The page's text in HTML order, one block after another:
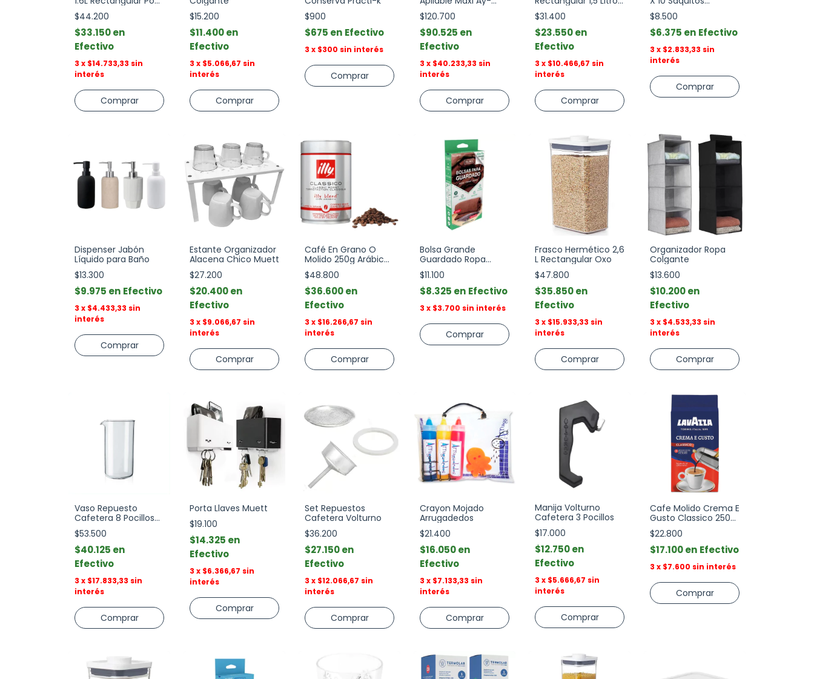
Up Oxo
$44.200
$33.150
Efectivo
3 x $14.733,33 sin
interés
$15.200
$11.400
Efectivo
3 x $5.066,67 sin
interés
Comprar
$900
$675 Efectivo
3 x $300 sin interés
Kasa
$120.700
$90.525
Efectivo
3 x $40.233,33 sin
interés
Comprar
Con Tapa Simply
Store Pyrex
$31.400
$23.550
Efectivo
3 x $10.466,67 sin
interés
Twinings
$8.500
$6.375 Efectivo
3 x $2.833,33 sin
interés
Dispenser Jabón
Líquido para Baño
$13.300
$9.975 Efectivo
3 x $4.433,33 sin
interés
Comprar
Estante Organizador
Alacena Chico Muett
$27.200
$20.400
Efectivo
3 x $9.066,67 sin
interés
Café En Grano O
Molido 250g Arábica
Clásico Illy
$48.800
$36.600
Efectivo
3 x $16.266,67 sin
interés
Comprar
Bolsa Grande
Guardado Ropa
Fullpack
$11.100
$8.325 Efectivo
3 x $3.700 sin interés
Frasco Hermético 2,6
L Rectangular Oxo
$47.800
$35.850
Efectivo
3 x $15.933,33 sin
interés
Organizador Ropa
Colgante
$13.600
$10.200
Efectivo
3 x $4.533,33 sin
interés
Comprar
Vaso Repuesto
Cafetera 8 Pocillos
Bodum
$53.500
$40.125
Efectivo
3 x $17.833,33 sin
interés
Porta Llaves Muett
$19.100
$14.325
Efectivo
3 x $6.366,67 sin
interés
Comprar
Set Repuestos
Cafetera Volturno
$36.200
$27.150
Efectivo
3 x $12.066,67 sin
interés
Comprar
Crayon Mojado
Arrugadedos
$21.400
$16.050
Efectivo
3 x $7.133,33 sin
interés
Manija Volturno
Cafetera 3 Pocillos
$17.000
$12.750
Efectivo
3 x $5.666,67 sin
interés
Comprar
Cafe Molido Crema E
Gusto Classico 250gr
Lavazza
$22.800
$17.100 Efectivo
3 x $7.600 sin interés